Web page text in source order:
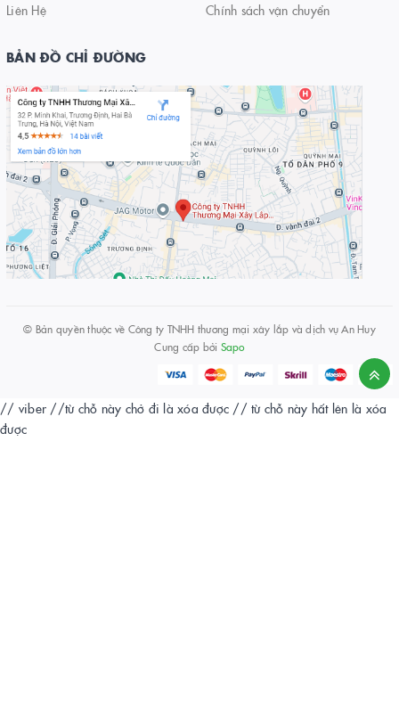
Liên Hệ
Chính sách vận chuyển
BẢN ĐỒ CHỈ ĐƯỜNG
© Bản quyền thuộc về Công ty TNHH thương mại xây lắp và dịch vụ An Huy
Cung cấp bởi Sapo
// viber //từ chỗ này chở đi là xóa được // từ chỗ này hất lên là xóa
được